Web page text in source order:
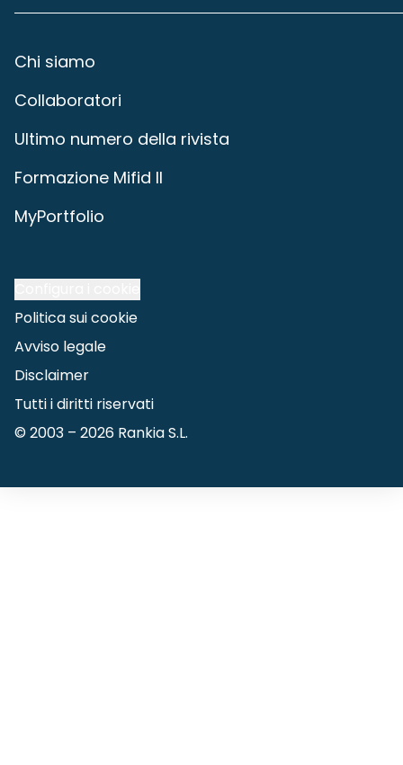
Chi siamo
Collaboratori
Ultimo numero della rivista
Formazione Mifid II
MyPortfolio
Politica sui cookie
Avviso legale
Disclaimer
Tutti i diritti riservati
© 2003 – 2026 Rankia S.L.